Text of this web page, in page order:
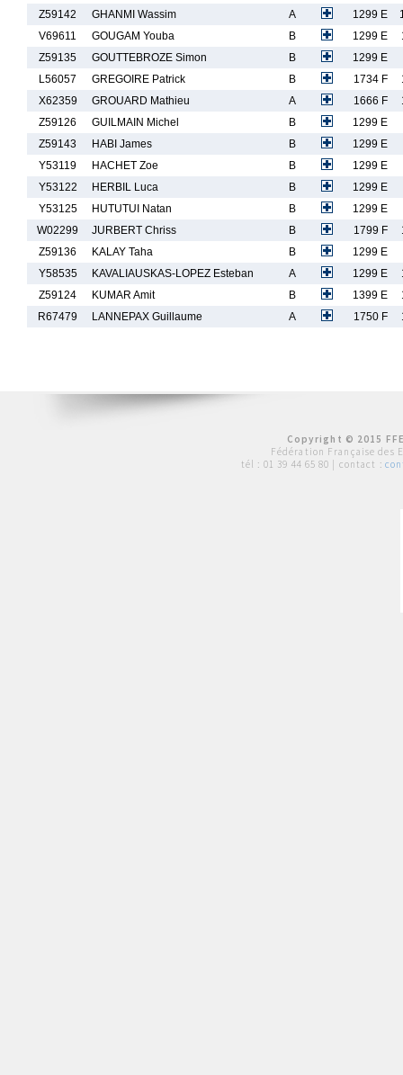
Z59142
GHANMI Wassim A 1299 E
V69611
GOUGAM Youba B 1299 E
Z59135
GOUTTEBROZE Simon B
1299 E
L56057
GREGOIRE Patrick B 1734 F
X62359
GROUARD Mathieu A 1666 F
Z59126
GUILMAIN Michel B
1299 E
Z59143
HABI James B
1299 E
Y53119
HACHET Zoe B
1299 E
Y53122
HERBIL Luca B
1299 E
Y53125
HUTUTUI Natan B
1299 E
W02299
JURBERT Chriss B 1799 F
Z59136
KALAY Taha B
1299 E
Y58535
KAVALIAUSKAS-LOPEZ Esteban A 1299 E
Z59124
KUMAR Amit B 1399 E
R67479
LANNEPAX Guillaume A 1750 F
Copyright © 2015
Fédération Française des
tél : 01 39 44 65 80 | contact :